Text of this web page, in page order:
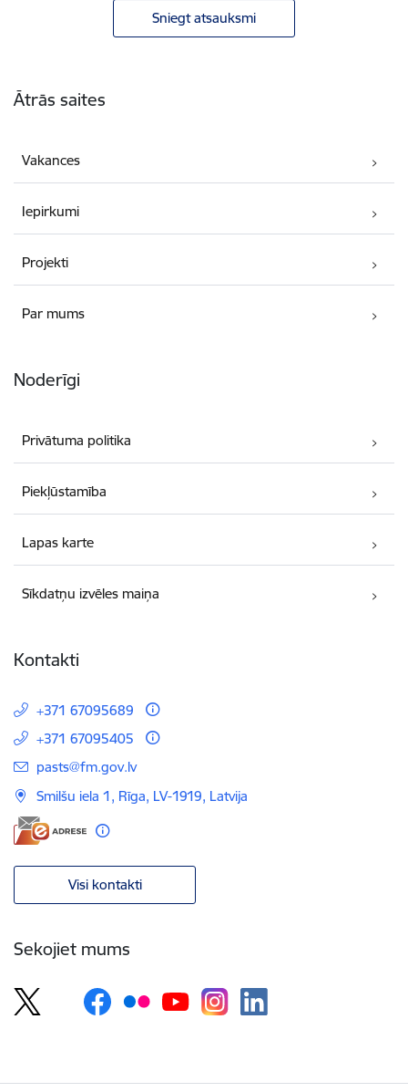
Sniegt atsauksmi
Ātrās saites
Vakances
Iepirkumi
Projekti
Par mums
Noderīgi
Privātuma politika
Piekļūstamība
Lapas karte
Sīkdatņu izvēles maiņa
Kontakti
+371 67095689
+371 67095405
E-pasts:
pasts@fm.gov.lv
Smilšu iela 1, Rīga, LV-1919, Latvija
Visi kontakti
Sekojiet mums